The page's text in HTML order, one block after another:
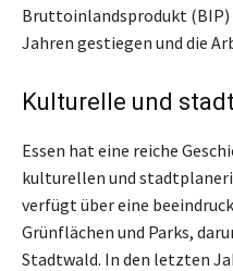
Bruttoinlandsprodukt
Jahren gestiegen und die
Kulturelle und
Essen hat eine reiche
kulturellen und
verfügt über eine
Grünflächen und Parks,
Stadtwald. In den letzten